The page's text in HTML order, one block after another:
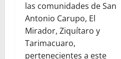
las comunidades de San
Antonio Carupo, El
Mirador, Ziquítaro y
Tarimacuaro,
pertenecientes a este